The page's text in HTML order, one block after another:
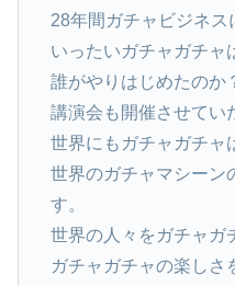
28年間ガチャビジネス
いったいガチャガチャ
誰がやりはじめたのか
講演会も開催させてい
世界にもガチャガチャ
世界のガチャマシーン
す。
世界の人々をガチャガ
ガチャガチャの楽しさ